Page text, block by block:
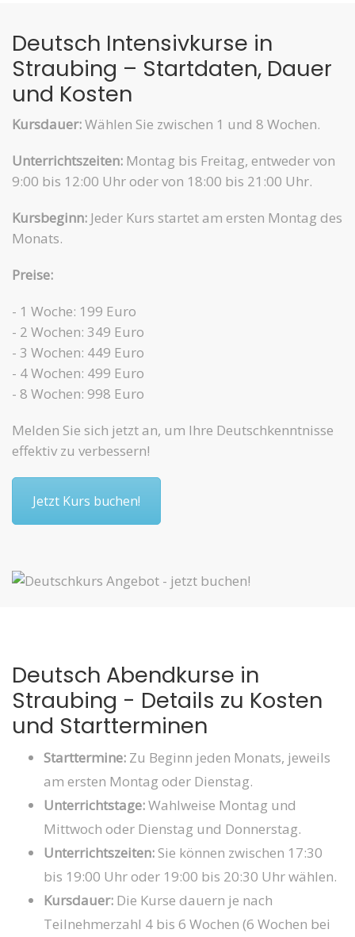
Deutsch Intensivkurse in
Straubing – Startdaten, Dauer
und Kosten
Kursdauer:Wählen Sie zwischen 1 und 8 Wochen.
Unterrichtszeiten: Montag bis Freitag, entweder von
9:00 bis 12:00 Uhr oder von 18:00 bis 21:00 Uhr.
Kursbeginn: Jeder Kurs startet am ersten Montag des
Monats.
Preise:
- 1 Woche: 199 Euro
- 2 Wochen: 349 Euro
- 3 Wochen: 449 Euro
- 4 Wochen: 499 Euro
- 8 Wochen: 998 Euro
Melden Sie sich jetzt an, um Ihre Deutschkenntnisse
effektiv zu verbessern!
Jetzt Kurs buchen!
Deutsch Abendkurse in
Straubing - Details zu Kosten
und Startterminen
Starttermine:Zu Beginn jeden Monats, jeweils
am ersten Montag oder Dienstag.
Unterrichtstage:Wahlweise Montag und
Mittwoch oder Dienstag und Donnerstag.
Unterrichtszeiten:Sie können zwischen 17:30
bis 19:00 Uhr oder 19:00 bis 20:30 Uhr wählen.
Kursdauer:Die Kurse dauern je nach
Teilnehmerzahl 4 bis 6 Wochen (6 Wochen bei